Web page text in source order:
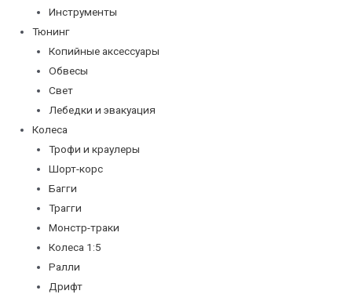
Инструменты
Тюнинг
Копийные аксессуары
Обвесы
Свет
Лебедки и эвакуация
Колеса
Трофи и краулеры
Шорт-корс
Багги
Трагги
Монстр-траки
Колеса 1:5
Ралли
Дрифт